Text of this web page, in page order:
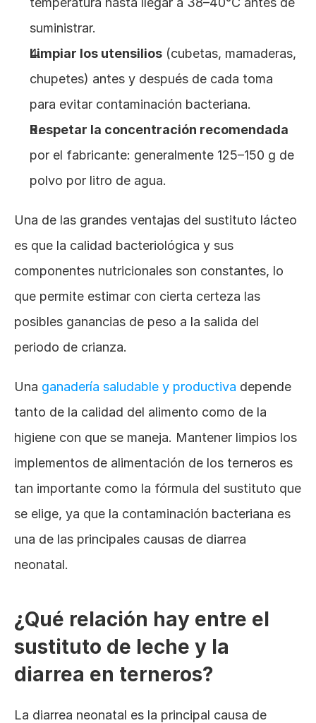
suministrar.
Limpiar los utensilios (cubetas, mamaderas,
chupetes) antes y después de cada toma
para evitar contaminación bacteriana.
Respetar la concentración recomendada
por el fabricante: generalmente 125–150 g de
polvo por litro de agua.
Una de las grandes ventajas del sustituto lácteo
es que la calidad bacteriológica y sus
componentes nutricionales son constantes, lo
que permite estimar con cierta certeza las
posibles ganancias de peso a la salida del
periodo de crianza.
Una ganadería saludable y productiva depende
tanto de la calidad del alimento como de la
higiene con que se maneja. Mantener limpios los
implementos de alimentación de los terneros es
tan importante como la fórmula del sustituto que
se elige, ya que la contaminación bacteriana es
una de las principales causas de diarrea
neonatal.
¿Qué relación hay entre el
sustituto de leche y la
diarrea en terneros?
La diarrea neonatal es la principal causa de